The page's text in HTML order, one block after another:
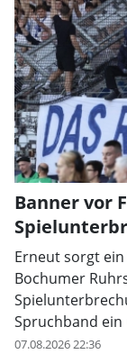
Banner vor
Erneut sorgt
Bochumer
Spruchband
Protestaktion.
07.08.2026 22:36